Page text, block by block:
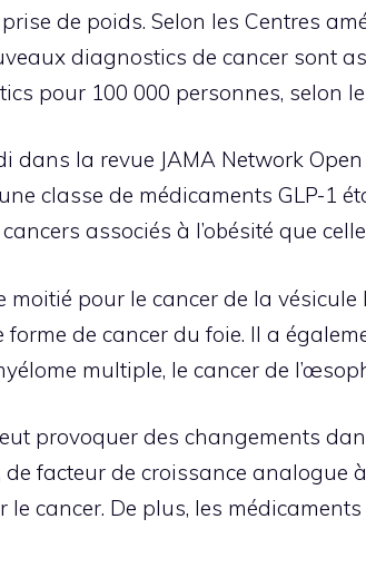
de poids. Selon les Centres
diagnostics de cancer sont
pour 100 000 personnes, selon
dans la revue JAMA Network
classe de médicaments GLP-1
associés à l’obésité que
pour le cancer de la
de cancer du foie. Il a
multiple, le cancer de
provoquer des changements
facteur de croissance analogue
cancer. De plus, les